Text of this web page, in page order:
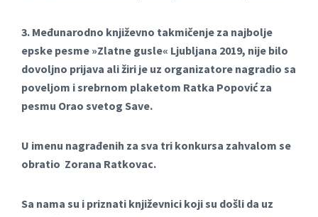
3. Međunarodno književno takmičenje za najbolje
epske pesme »Zlatne gusle« Ljubljana 2019, nije bilo
dovoljno prijava ali žiri je uz organizatore nagradio sa
poveljom i srebrnom plaketom Ratka Popović za
pesmu Orao svetog Save.
U imenu nagrađenih za sva tri konkursa zahvalom se
obratio Zorana Ratkovac.
Sa nama su i priznati književnici koji su došli da uz